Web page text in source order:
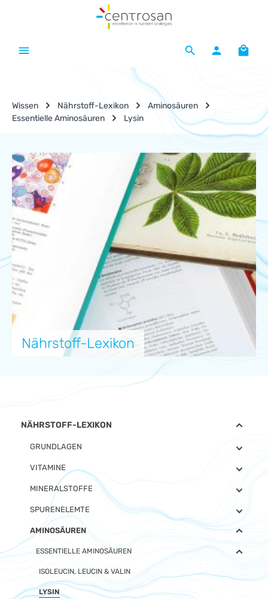
Zum Hauptinhalt springen
Wissen Nährstoff-Lexikon
Aminosäuren
Essentielle Aminosäuren
Lysin
Nährstoff-Lexikon
Nährstoff-Lexikon
NÄHRSTOFF-LEXIKON
GRUNDLAGEN
VITAMINE
MINERALSTOFFE
SPURENELEMTE
AMINOSÄUREN
ESSENTIELLE AMINOSÄUREN
ISOLEUCIN, LEUCIN & VALIN
LYSIN